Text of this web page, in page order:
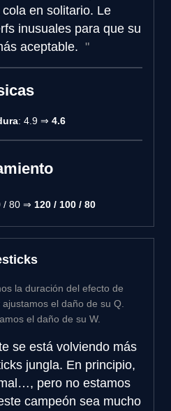
en solitario. Le
inusuales para que su
aceptable.
: 4.9 ⇒ 4.6
/ 80 ⇒ 120 / 100 / 80
la duración del efecto de
ajustamos el daño de su Q.
el daño de su W.
se está volviendo más
jungla. En principio,
pero no estamos
campeón sea mucho